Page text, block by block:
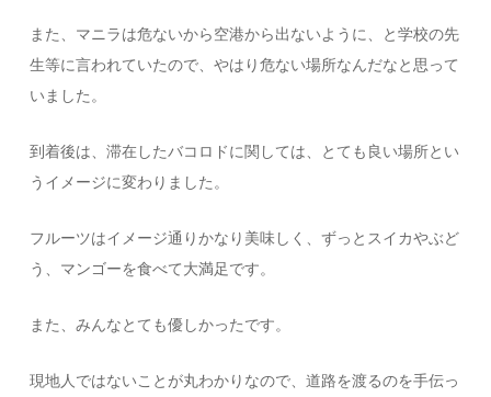
また、マニラは危ないから空港から出ないように、と学校の先
生等に言われていたので、やはり危ない場所なんだなと思って
いました。
到着後は、滞在したバコロドに関しては、とても良い場所とい
うイメージに変わりました。
フルーツはイメージ通りかなり美味しく、ずっとスイカやぶど
う、マンゴーを食べて大満足です。
また、みんなとても優しかったです。
現地人ではないことが丸わかりなので、道路を渡るのを手伝っ